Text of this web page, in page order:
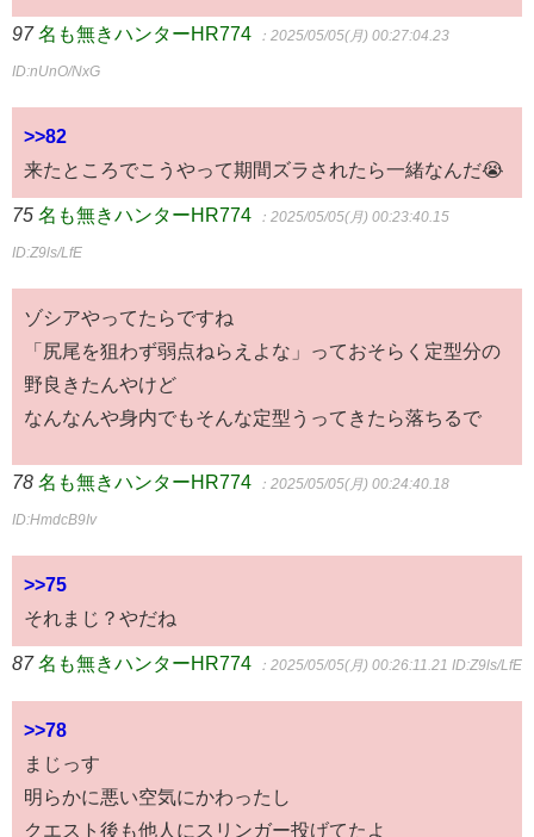
97 名も無きハンターHR774 ：2025/05/05(月) 00:27:04.23
ID:nUnO/NxG
>>82
来たところでこうやって期間ズラされたら一緒なんだ😭
75 名も無きハンターHR774 ：2025/05/05(月) 00:23:40.15
ID:Z9ls/LfE
ゾシアやってたらですね
「尻尾を狙わず弱点ねらえよな」っておそらく定型分の
野良きたんやけど
なんなんや身内でもそんな定型うってきたら落ちるで
78 名も無きハンターHR774 ：2025/05/05(月) 00:24:40.18
ID:HmdcB9Iv
>>75
それまじ？やだね
87 名も無きハンターHR774 ：2025/05/05(月) 00:26:11.21 ID:Z9ls/LfE
>>78
まじっす
明らかに悪い空気にかわったし
クエスト後も他人にスリンガー投げてたよ